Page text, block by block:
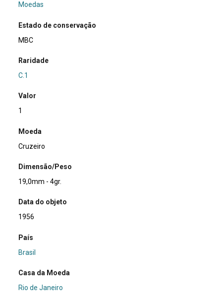
Moedas
Estado de conservação
MBC
Raridade
C.1
Valor
1
Moeda
Cruzeiro
Dimensão/Peso
19,0mm - 4gr.
Data do objeto
1956
País
Brasil
Casa da Moeda
Rio de Janeiro